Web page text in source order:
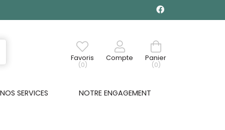
Favoris
(0)
Compte
Panier
(0)
NOS SERVICES NOTRE ENGAGEMENT